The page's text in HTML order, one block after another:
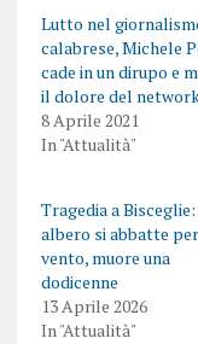
Lutto nel
calabrese, Michele
cade in un dirupo e
il dolore del
8 Aprile 2021
In "Attualità"
Tragedia a Bisceglie:
albero si abbatte
vento, muore una
dodicenne
13 Aprile 2026
In "Attualità"